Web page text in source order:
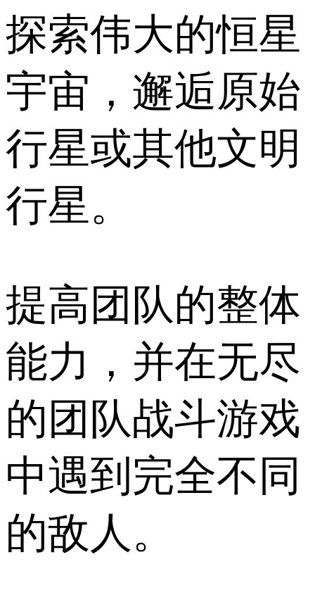
探索伟大的恒星
宇宙，邂逅原始
行星或其他文明
行星。
提高团队的整体
能力，并在无尽
的团队战斗游戏
中遇到完全不同
的敌人。